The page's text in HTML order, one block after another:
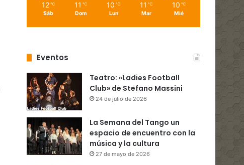
12 ℃
Sáb
11 ℃
Dom
10 ℃
Lun
11 ℃
Mar
10 ℃
Mié
Eventos
Teatro: «Ladies Football
Club» de Stefano Massini
24 de julio de 2026
La Semana del Tango un
espacio de encuentro con la
música y la cultura
27 de mayo de 2026